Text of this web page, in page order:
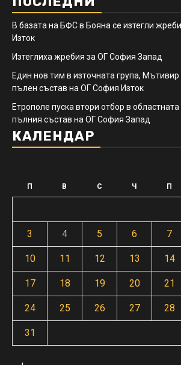
В базата на БФС в Бояна се изтегли
Изток
Изтеглиха жребия за ОГ София Запад
Един нов тим в източната група,
пълен състав на ОГ София Изток
Етрополе пуска втори отбор в областната
пълния състав на ОГ София Запад
КАЛЕНДАР
П В С Ч П
3 4 5 6 7
10 11 12 13 14
17 18 19 20 21
24 25 26 27 28
31